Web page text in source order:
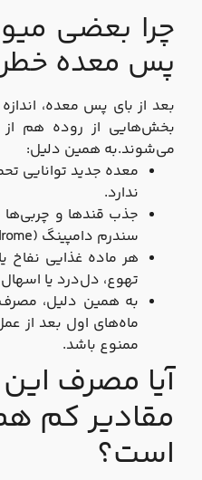
چرا بعضی
پس معده
بعد از بای‌ پس معده،
بخش‌هایی از روده هم از
می‌شوند.به همین دلیل:
معده جدید توانایی
ندارد.
جذب قندها و چربی‌ها
سندرم دامپینگ (Dumping Syndrome) بالا می‌رود.
هر ماده غذایی نفاخ
تهوع، دل‌درد یا
به همین دلیل، مصرف
ماه‌های اول بعد از
ممنوع باشد.
آیا مصرف
مقادیر کم
است؟